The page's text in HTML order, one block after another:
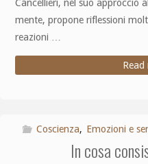
Cancellieri, nel suo approccio
mente, propone riflessioni
reazioni …
Read
Coscienza, Emozioni e
In cosa